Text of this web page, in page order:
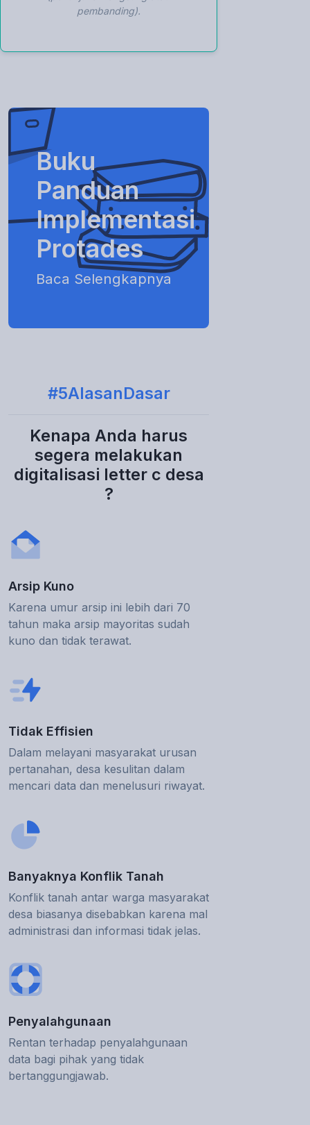
pembanding).
Buku
Panduan
Implementasi
Protades
Baca Selengkapnya
#5AlasanDasar
Kenapa Anda harus
segera melakukan
digitalisasi letter c desa
?
Arsip Kuno
Karena umur arsip ini lebih dari 70
tahun maka arsip mayoritas sudah
kuno dan tidak terawat.
Tidak Effisien
Dalam melayani masyarakat urusan
pertanahan, desa kesulitan dalam
mencari data dan menelusuri riwayat.
Banyaknya Konflik Tanah
Konflik tanah antar warga masyarakat
desa biasanya disebabkan karena mal
administrasi dan informasi tidak jelas.
Penyalahgunaan
Rentan terhadap penyalahgunaan
data bagi pihak yang tidak
bertanggungjawab.